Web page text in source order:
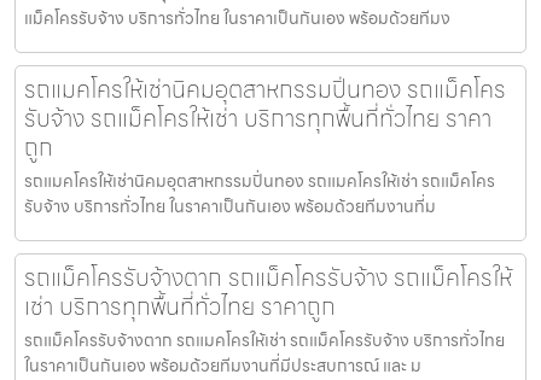
แม็คโครรับจ้าง บริการทั่วไทย ในราคาเป็นกันเอง พร้อมด้วยทีมง
รถแมคโครให้เช่านิคมอุตสาหกรรมปิ่นทอง รถแม็คโคร
รับจ้าง รถแม็คโครให้เช่า บริการทุกพื้นที่ทั่วไทย ราคา
ถูก
รถแมคโครให้เช่านิคมอุตสาหกรรมปิ่นทอง รถแมคโครให้เช่า รถแม็คโคร
รับจ้าง บริการทั่วไทย ในราคาเป็นกันเอง พร้อมด้วยทีมงานที่ม
รถแม็คโครรับจ้างตาก รถแม็คโครรับจ้าง รถแม็คโครให้
เช่า บริการทุกพื้นที่ทั่วไทย ราคาถูก
รถแม็คโครรับจ้างตาก รถแมคโครให้เช่า รถแม็คโครรับจ้าง บริการทั่วไทย
ในราคาเป็นกันเอง พร้อมด้วยทีมงานที่มีประสบการณ์ และ ม